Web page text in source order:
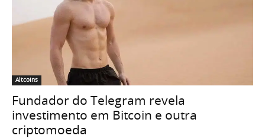
Altcoins
Fundador do Telegram revela
investimento em Bitcoin e outra
criptomoeda